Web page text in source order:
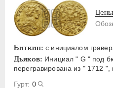
Биткин: с инициалом
Дьяков: Инициал " G " под
перегравирована из " 1712 ",
0
Цены
ВРЕМЕННОЕ ПРАВ.
ИНОСТРАННЫЕ 1768-